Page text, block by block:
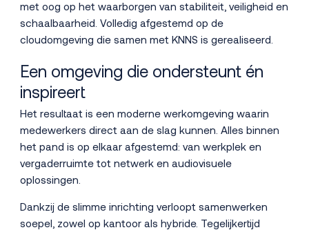
met oog op het waarborgen van stabiliteit, veiligheid en
schaalbaarheid. Volledig afgestemd op de
cloudomgeving die samen met KNNS is gerealiseerd.
Een omgeving die ondersteunt én
inspireert
Het resultaat is een moderne werkomgeving waarin
medewerkers direct aan de slag kunnen. Alles binnen
het pand is op elkaar afgestemd: van werkplek en
vergaderruimte tot netwerk en audiovisuele
oplossingen.
Dankzij de slimme inrichting verloopt samenwerken
soepel, zowel op kantoor als hybride. Tegelijkertijd